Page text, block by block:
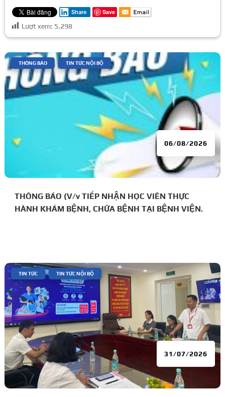
Share Save
Lượt xem: 5.298
THÔNG BÁO (V/v TIẾP NHẬN HỌC VIÊN THỰC
HÀNH KHÁM BỆNH, CHỮA BỆNH TẠI BỆNH VIỆN.
06/08/2026
THÔNG BÁO TIN TỨC NỘI BỘ
31/07/2026
TIN TỨC TIN TỨC NỘI BỘ